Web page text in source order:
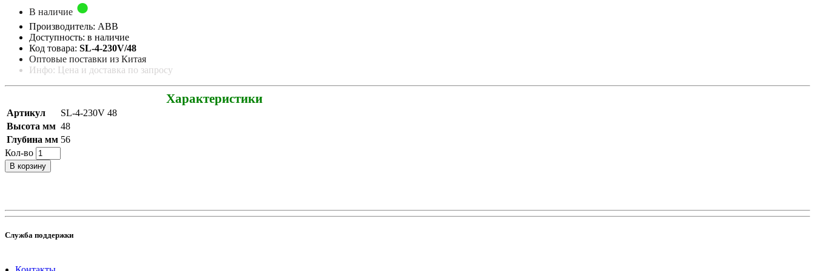
В наличие
Производитель: ABB
Доступность: в наличие
Код товара: SL-4-230V/48
Оптовые поставки из Китая
Инфо: Цена и доставка по запросу
Характеристики
Артикул
SL-4-230V 48
Высота мм 48
Глубина мм 56
Кол-во
В корзину
Служба поддержки